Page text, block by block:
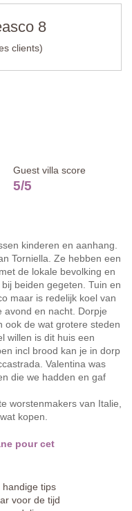
8
clients)
Guest villa score
5/5
kinderen en aanhang.
Torniella. Ze hebben een
de lokale bevolking en
beiden gegeten. Tuin en
maar is redelijk koel van
avond en nacht. Dorpje
ook de wat grotere steden
willen is dit huis een
incl brood kan je in dorp
Valentina was
die we hadden en gaf
worstenmakers van Italie,
kopen.
pour cet
handige tips
voor de tijd